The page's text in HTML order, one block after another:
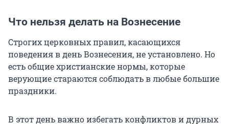
Что нельзя делать на Вознесение
Строгих церковных правил, касающихся
поведения в день Вознесения, не установлено. Но
есть общие христианские нормы, которые
верующие стараются соблюдать в любые большие
праздники.
В этот день важно избегать конфликтов и дурных